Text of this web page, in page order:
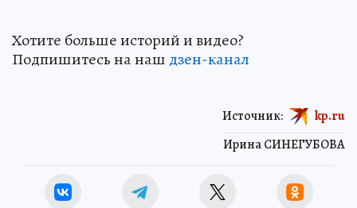
Хотите больше историй и видео?
Подпишитесь на наш дзен-канал
Ирина СИНЕГУБОВА
Источник: kp.ru